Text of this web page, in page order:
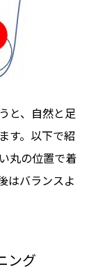
と、自然と足
す。以下で紹
丸の位置で着
はバランスよ
ング